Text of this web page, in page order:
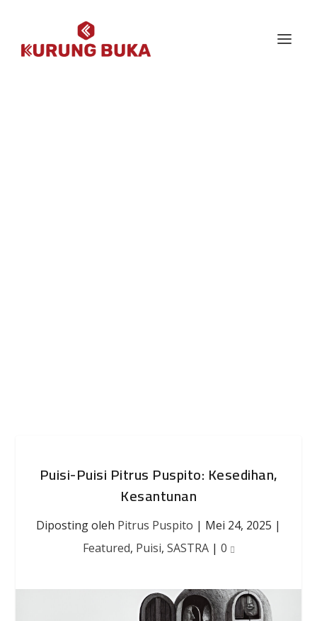
Puisi-Puisi Pitrus Puspito: Kesedihan,
Kesantunan
Diposting oleh Pitrus Puspito | Mei 24, 2025 |
Featured, Puisi, SASTRA| 0